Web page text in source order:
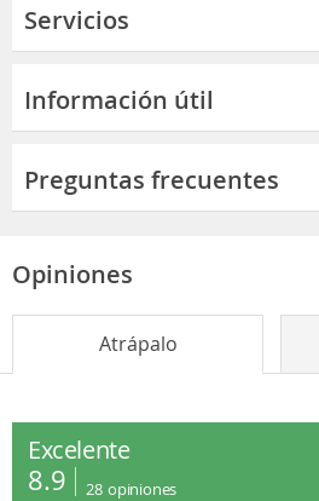
Servicios
Información útil
Preguntas frecuentes
Opiniones
Atrápalo
Excelente
8.9 28 opiniones